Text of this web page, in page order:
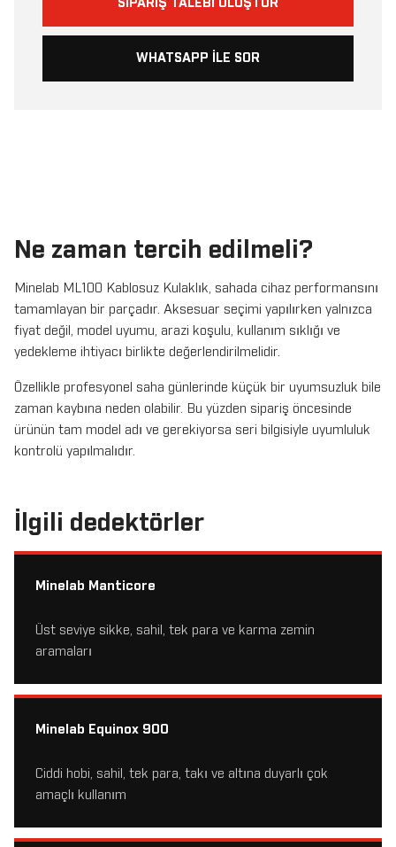
SIPARIŞ TALEBI OLUŞTUR
WHATSAPP ILE SOR
Ne zaman tercih edilmeli?
Minelab ML100 Kablosuz Kulaklık, sahada cihaz performansını
tamamlayan bir parçadır. Aksesuar seçimi yapılırken yalnızca
fiyat değil, model uyumu, arazi koşulu, kullanım sıklığı ve
yedekleme ihtiyacı birlikte değerlendirilmelidir.
Özellikle profesyonel saha günlerinde küçük bir uyumsuzluk bile
zaman kaybına neden olabilir. Bu yüzden sipariş öncesinde
ürünün tam model adı ve gerekiyorsa seri bilgisiyle uyumluluk
kontrolü yapılmalıdır.
İlgili dedektörler
Minelab Manticore
Üst seviye sikke, sahil, tek para ve karma zemin
aramaları
Minelab Equinox 900
Ciddi hobi, sahil, tek para, takı ve altına duyarlı çok
amaçlı kullanım